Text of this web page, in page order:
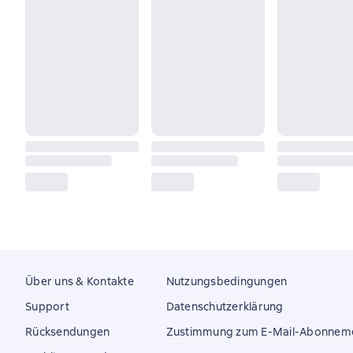
Über uns & Kontakte
Support
Rücksendungen
Nutzungsbedingungen
Datenschutzerklärung
Zustimmung zum E-Mail-